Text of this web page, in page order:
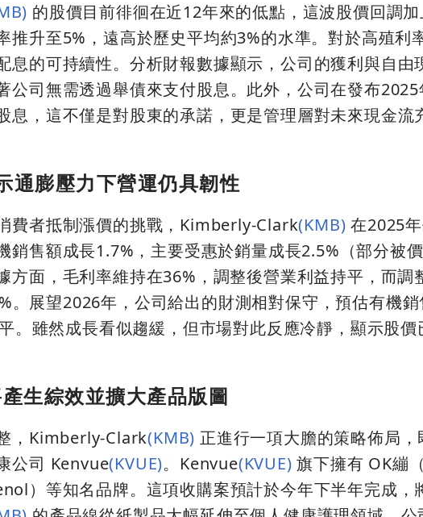
的股價目前徘徊在近12年來的低點，這波股價回調
推升至5%，遠高於歷史平均約3%的水準。對於高殖利
息的可持續性。分析財報數據顯示，公司的獲利與自由
公司無需透過舉債來支付股息。此外，公司在發布2025
息，這不僅是對股東的承諾，更是管理層對未來現金流
通膨壓力下營運仍具韌性
費者抵制漲價的挑戰，Kimberly-Clark(KMB) 在2025
銷售額成長1.7%，主要受惠於銷量成長2.5%（部分被
方面，毛利率維持在36%，調整後營業利益持平，而調
。展望2026年，公司給出的財測相對保守，預估有機
。雖然成長看似趨緩，但市場對此反應冷靜，顯示股價
生綜效並擴大產品版圖
，Kimberly-Clark(KMB) 正進行一項大膽的策略佈局，
公司 Kenvue(KVUE)。Kenvue(KVUE) 旗下擁有 OK繃
）等知名品牌。這項收購案預計於今年下半年完成，